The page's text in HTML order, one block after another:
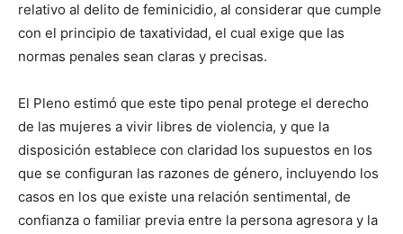
relativo al delito de feminicidio, al considerar que cumple
con el principio de taxatividad, el cual exige que las
normas penales sean claras y precisas.
El Pleno estimó que este tipo penal protege el derecho
de las mujeres a vivir libres de violencia, y que la
disposición establece con claridad los supuestos en los
que se configuran las razones de género, incluyendo los
casos en los que existe una relación sentimental, de
confianza o familiar previa entre la persona agresora y la